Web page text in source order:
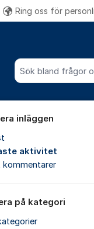
Sök bland alla inlägg
Ring oss för
inläggen
aktivitet
kommentarer
på kategori